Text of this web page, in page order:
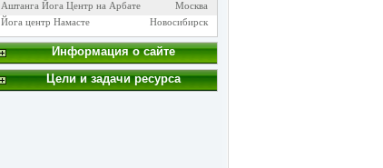
Аштанга Йога Центр на Арбате
Москва
Йога центр Намасте
Новосибирск
Информация о сайте
Цели и задачи ресурса